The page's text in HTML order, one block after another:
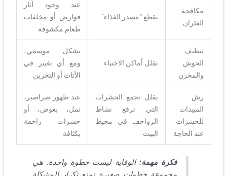
مكافحة
الفئران
تقطع “مصدر الغذاء”
عند وجود آثار
قوارض أو مخلفات
طعام مكشوفة
تنظيف
الحوش
والمخزن
تقلل أماكن الاختباء
بشكل موسمي،
ومع أي تغيير في
الأثاث أو التخزين
رش
المبيدات
للحشرات
عند الحاجة
يقلل تجمع الحشرات
التي ترفع نشاط
الزواحف في محيط
البيت
عند ظهور صراصير،
نمل، بعوض، أو
حشرات زاحفة
بكثافة
فكرة مهمة:الوقاية ليست خطوة واحدة. هي